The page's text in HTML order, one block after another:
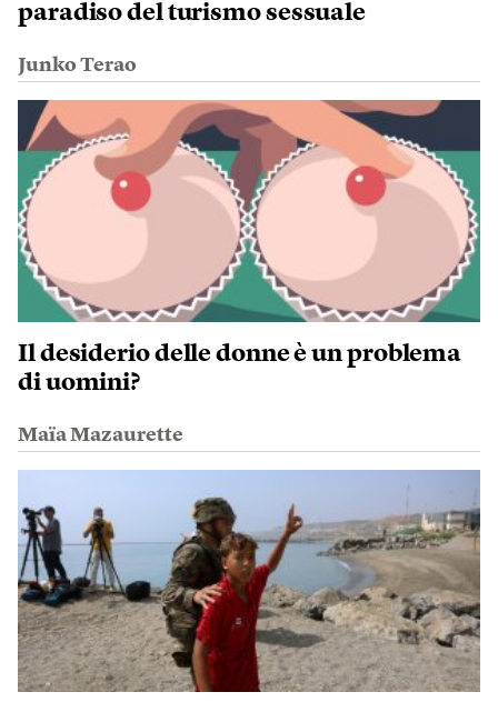
paradiso del turismo sessuale
Junko Terao
Il desiderio delle donne è un problema
di uomini?
Maïa Mazaurette